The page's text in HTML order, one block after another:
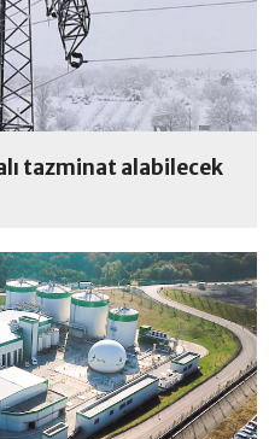
tazminat alabilecek